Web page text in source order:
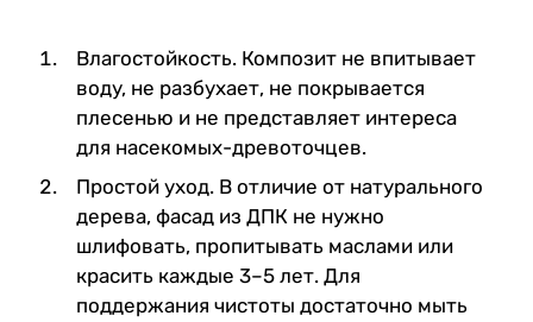
Влагостойкость. Композит не впитывает
воду, не разбухает, не покрывается
плесенью и не представляет интереса
для насекомых-древоточцев.
Простой уход. В отличие от натурального
дерева, фасад из ДПК не нужно
шлифовать, пропитывать маслами или
красить каждые 3–5 лет. Для
поддержания чистоты достаточно мыть